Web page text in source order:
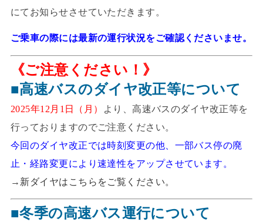
にてお知らせさせていただきます。
ご乗車の際には最新の運行状況をご確認くださいませ。
《ご注意ください！》
■高速バスのダイヤ改正等について
2025年12月1日（月）
より、高速バスのダイヤ改正等を
行っておりますのでご注意ください。
今回のダイヤ改正では時刻変更の他、一部バス停の廃
止・経路変更により速達性をアップさせています。
→ 新ダイヤはこちらをご覧ください。
■冬季の高速バス運行について